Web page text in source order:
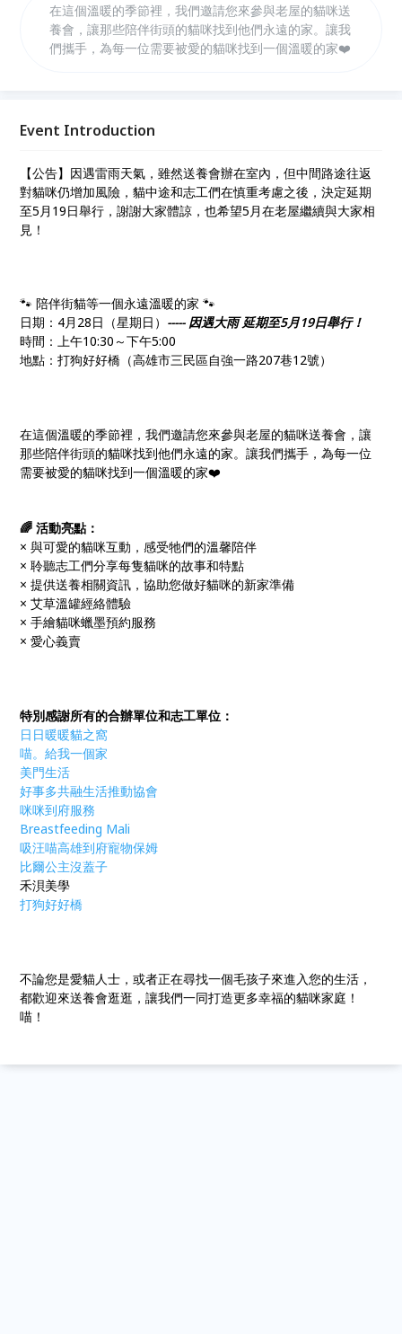
在這個溫暖的季節裡，我們邀請您來參與老屋的貓咪送
養會，讓那些陪伴街頭的貓咪找到他們永遠的家。讓我
們攜手，為每一位需要被愛的貓咪找到一個溫暖的家❤️
Event Introduction
【公告】因遇雷雨天氣，雖然送養會辦在室內，但中間路途往返
對貓咪仍增加風險，貓中途和志工們在慎重考慮之後，決定延期
至5月19日舉行，謝謝大家體諒，也希望5月在老屋繼續與大家相
見！
🐾 陪伴街貓等一個永遠溫暖的家 🐾
日期：4月28日（星期日） ----- 因遇大雨 延期至5月19日舉行！
時間：上午10:30～下午5:00
地點：打狗好好橋（高雄市三民區自強一路207巷12號）
在這個溫暖的季節裡，我們邀請您來參與老屋的貓咪送養會，讓
那些陪伴街頭的貓咪找到他們永遠的家。讓我們攜手，為每一位
需要被愛的貓咪找到一個溫暖的家❤️
🌈 活動亮點：
× 與可愛的貓咪互動，感受牠們的溫馨陪伴
× 聆聽志工們分享每隻貓咪的故事和特點
× 提供送養相關資訊，協助您做好貓咪的新家準備
× 艾草溫罐經絡體驗
× 手繪貓咪蠟墨預約服務
× 愛心義賣
特別感謝所有的合辦單位和志工單位：
日日暖暖貓之窩
喵。給我一個家
美門生活
好事多共融生活推動協會
咪咪到府服務
Breastfeeding Mali
吸汪喵高雄到府寵物保姆
比爾公主沒蓋子
禾浿美學
打狗好好橋
不論您是愛貓人士，或者正在尋找一個毛孩子來進入您的生活，
都歡迎來送養會逛逛，讓我們一同打造更多幸福的貓咪家庭！
喵！